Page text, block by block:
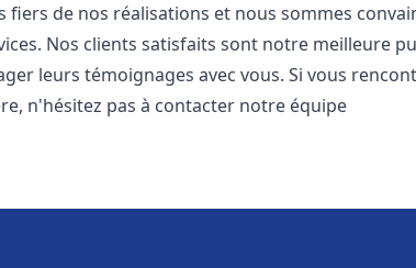
fiers de nos réalisations et nous sommes
Nos clients satisfaits sont notre meilleure
leurs témoignages avec vous. Si vous
n'hésitez pas à contacter notre équipe